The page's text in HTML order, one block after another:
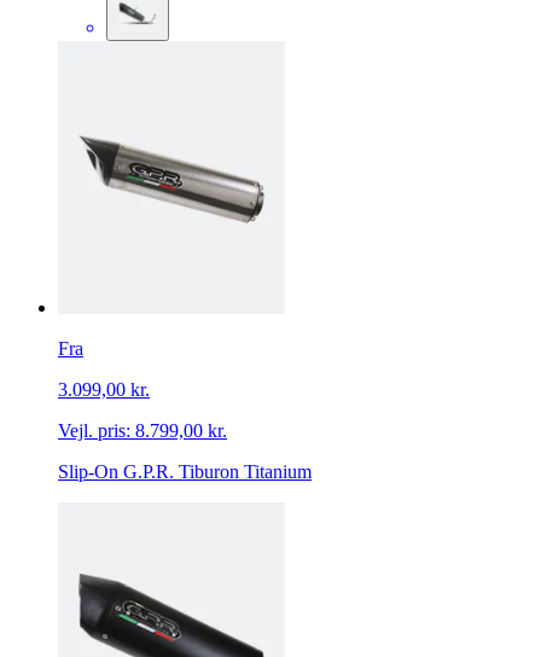
Fra
3.099,00 kr.
Vejl. pris: 8.799,00 kr.
Slip-On G.P.R. Tiburon Titanium